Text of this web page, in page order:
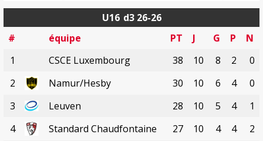
U16 d3 26-26
#
équipe PT J G P
N
1
CSCE Luxembourg 38 10 8 2
0
2
Namur/Hesby 30 10 6 4
0
3
Leuven 28 10 5 4
1
4
Standard Chaudfontaine 27 10 4 4
2